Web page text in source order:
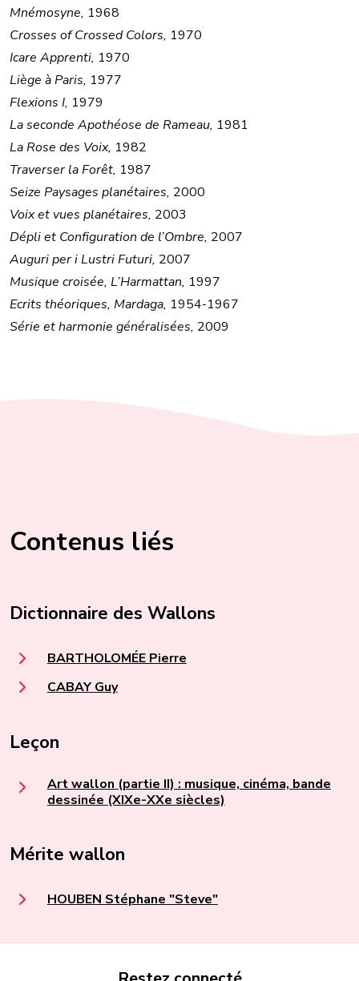
Mnémosyne, 1968
Crosses of Crossed Colors, 1970
Icare Apprenti, 1970
Liège à Paris, 1977
Flexions I, 1979
La seconde Apothéose de Rameau, 1981
La Rose des Voix, 1982
Traverser la Forêt, 1987
Seize Paysages planétaires, 2000
Voix et vues planétaires, 2003
Dépli et Configuration de l’Ombre, 2007
Auguri per i Lustri Futuri, 2007
Musique croisée, L’Harmattan, 1997
Ecrits théoriques, Mardaga, 1954-1967
Série et harmonie généralisées, 2009
Contenus liés
Dictionnaire des Wallons
BARTHOLOMÉE Pierre
CABAY Guy
Leçon
Art wallon (partie II) : musique, cinéma, bande
dessinée (XIXe-XXe siècles)
Mérite wallon
HOUBEN Stéphane "Steve"